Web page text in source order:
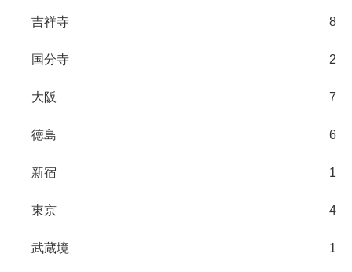
吉祥寺 8
国分寺 2
大阪 7
徳島 6
新宿 1
東京 4
武蔵境 1